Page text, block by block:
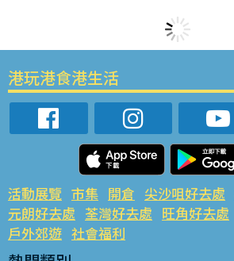
港玩港食港生活
活動展覽 市集 開倉 尖沙咀好去處
元朗好去處 荃灣好去處 旺角好去處
戶外郊遊 社會福利